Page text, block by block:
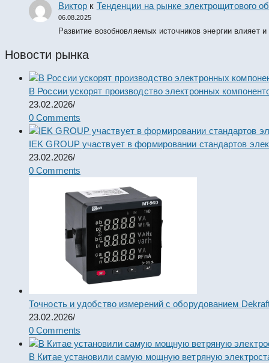
Виктор к Тенденции на рынке электрощитового
06.08.2025
Развитие возобновляемых источников энергии влияет
Новости рынка
В России ускорят производство электронных
23.02.2026/
0 Comments
IEK GROUP участвует в формировании стандартов
23.02.2026/
0 Comments
Точность и удобство измерений с оборудованием
23.02.2026/
0 Comments
В Китае установили самую мощную ветряную